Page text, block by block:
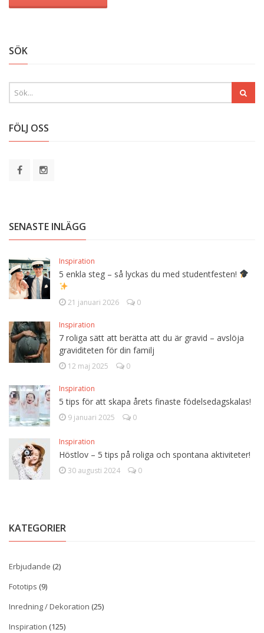
SÖK
FÖLJ OSS
SENASTE INLÄGG
Inspiration
5 enkla steg – så lyckas du med studentfesten!
21 januari 2026 0
Inspiration
7 roliga sätt att berätta att du är gravid – avslöja
graviditeten för din familj
12 maj 2025 0
Inspiration
5 tips för att skapa årets finaste födelsedagskalas!
9 januari 2025 0
Inspiration
Höstlov – 5 tips på roliga och spontana aktiviteter!
30 augusti 2024 0
KATEGORIER
Erbjudande (2)
Fototips (9)
Inredning / Dekoration (25)
Inspiration (125)